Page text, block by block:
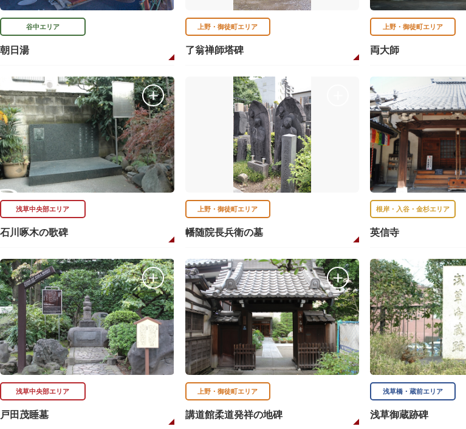
谷中エリア
朝日湯
上野・御徒町エリア
了翁禅師塔碑
上野・御徒町エリア
両大師
浅草中央部エリア
石川啄木の歌碑
上野・御徒町エリア
幡随院長兵衛の墓
根岸・入谷・金杉エリア
英信寺
浅草中央部エリア
戸田茂睡墓
上野・御徒町エリア
講道館柔道発祥の地碑
浅草橋・蔵前エリア
浅草御蔵跡碑